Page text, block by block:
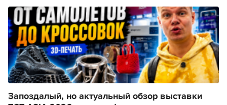
Запоздалый, но актуальный обзор выставки